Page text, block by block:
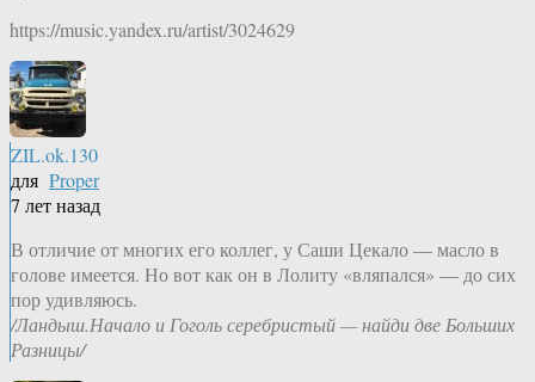
https://music.yandex.ru/artist/3024629
ZIL.ok.130
для Proper
7 лет назад
В отличие от многих его коллег, у Саши Цекало — масло в
голове имеется. Но вот как он в Лолиту «вляпался» — до сих
пор удивляюсь.
/Ландыш.Начало и Гоголь серебристый — найди две Больших
Разницы/